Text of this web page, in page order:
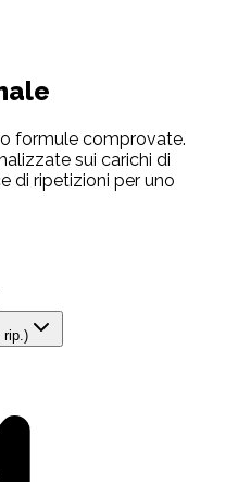
formule comprovate.
sui carichi di
di ripetizioni per uno
rip.)